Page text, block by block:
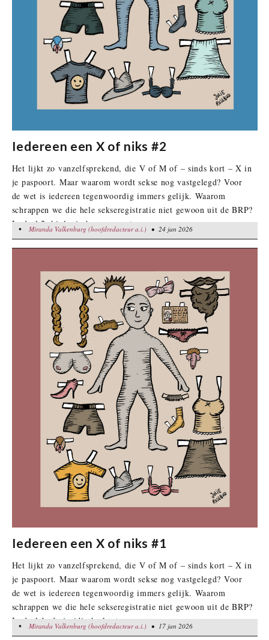
Iedereen een X of niks #2
Het lijkt zo vanzelfsprekend, die V of M of – sinds kort – X in
je paspoort. Maar waarom wordt sekse nog vastgelegd? Voor
de wet is iedereen tegenwoordig immers gelijk. Waarom
schrappen we die hele sekseregistratie niet gewoon uit de BRP?
In deel 2: biologische argumenten
Miranda Valkenburg (hoofdredacteur a.i.)• 24 jan 2026
•Miranda Valkenburg (hoofdredacteur a.i.) • 24 jan 2026
Iedereen een X of niks #1
Het lijkt zo vanzelfsprekend, die V of M of – sinds kort – X in
je paspoort. Maar waarom wordt sekse nog vastgelegd? Voor
de wet is iedereen tegenwoordig immers gelijk. Waarom
schrappen we die hele sekseregistratie niet gewoon uit de BRP?
In deel 1: de juridische kant
Miranda Valkenburg (hoofdredacteur a.i.)• 17 jan 2026
•Miranda Valkenburg (hoofdredacteur a.i.) • 17 jan 2026